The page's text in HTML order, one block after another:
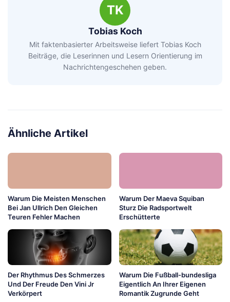
TK
Tobias Koch
Mit faktenbasierter Arbeitsweise liefert Tobias Koch
Beiträge, die Leserinnen und Lesern Orientierung im
Nachrichtengeschehen geben.
Ähnliche Artikel
Warum Die Meisten Menschen
Bei Jan Ullrich Den Gleichen
Teuren Fehler Machen
Warum Der Maeva Squiban
Sturz Die Radsportwelt
Erschütterte
Der Rhythmus Des Schmerzes
Und Der Freude Den Vini Jr
Verkörpert
Warum Die Fußball-bundesliga
Eigentlich An Ihrer Eigenen
Romantik Zugrunde Geht